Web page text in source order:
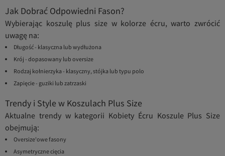
Jak Dobrać Odpowiedni Fason?
Wybierając koszulę plus size w kolorze écru, warto zwrócić
uwagę na:
Długość - klasyczna lub wydłużona
Krój - dopasowany lub oversize
Rodzaj kołnierzyka - klasyczny, stójka lub typu polo
Zapięcie - guziki lub zatrzaski
Trendy i Style w Koszulach Plus Size
Aktualne trendy w kategorii Kobiety Écru Koszule Plus Size
obejmują:
Oversize'owe fasony
Asymetryczne cięcia